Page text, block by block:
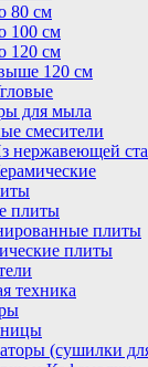
80 см
100 см
120 см
120 см
для мыла
смесители
нержавеющей
плиты
плиты
плиты
техника
(сушилки